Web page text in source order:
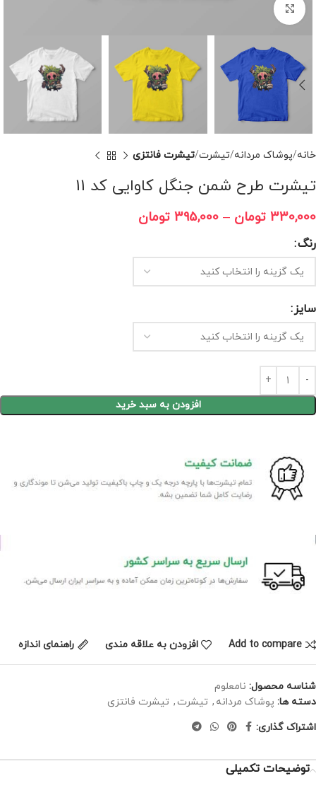
برای بزرگنمایی کلیک کنید
خانه پوشاک مردانه تیشرت تیشرت فانتزی
تیشرت طرح شمن جنگل کاوایی کد 11
330,000 تومان –
395,000 تومان
رنگ
سایز
افزودن به سبد خرید
Add to compare افزودن به علاقه مندی راهنمای اندازه
شناسه محصول: نامعلوم
دسته ها: پوشاک مردانه , تیشرت , تیشرت فانتزی
اشتراک گذاری:
توضیحات تکمیلی